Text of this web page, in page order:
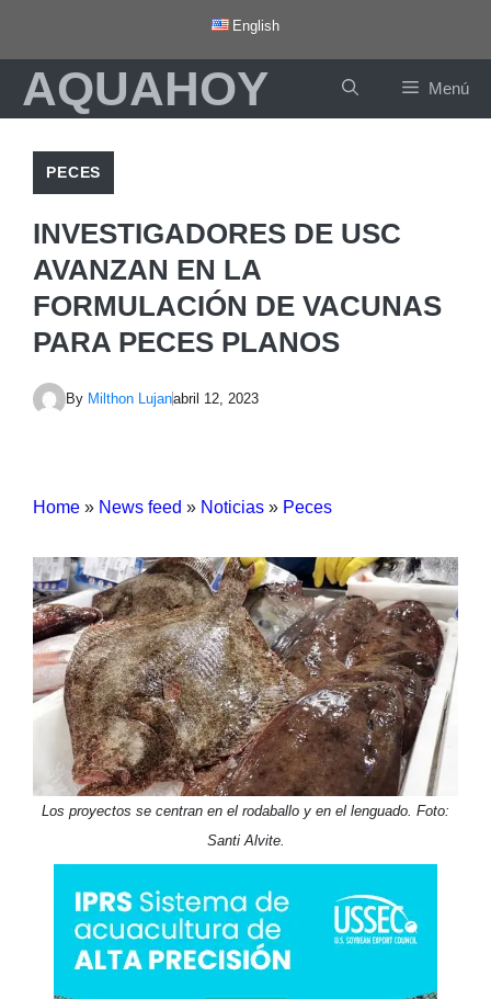
contenido
English
AQUAHOY Menú
PECES
INVESTIGADORES DE USC
AVANZAN EN LA
FORMULACIÓN DE VACUNAS
PARA PECES PLANOS
By Milthon Lujanabril 12, 2023
Home » News feed » Noticias » Peces
Los proyectos se centran en el rodaballo y en el lenguado. Foto:
Santi Alvite.